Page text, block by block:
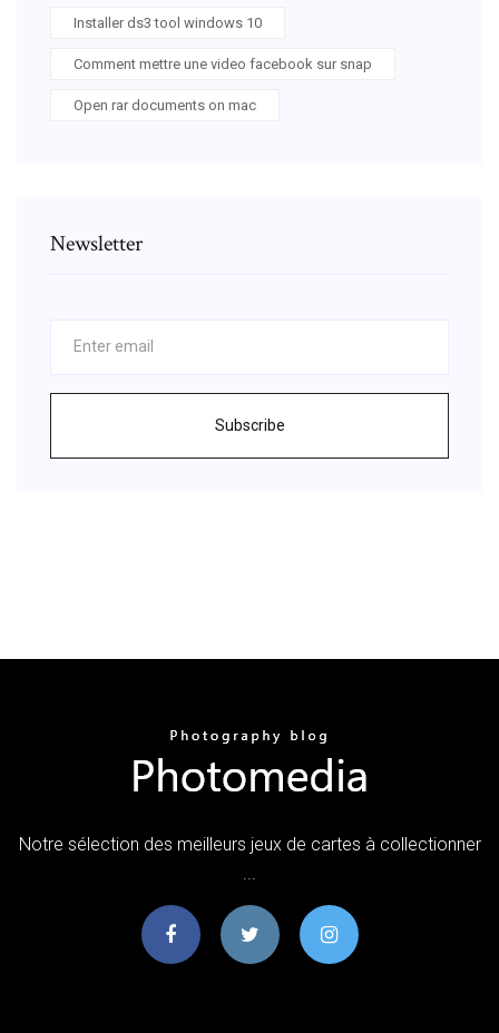
Installer ds3 tool windows 10
Comment mettre une video facebook sur snap
Open rar documents on mac
Newsletter
Subscribe
Notre sélection des meilleurs jeux de cartes à collectionner